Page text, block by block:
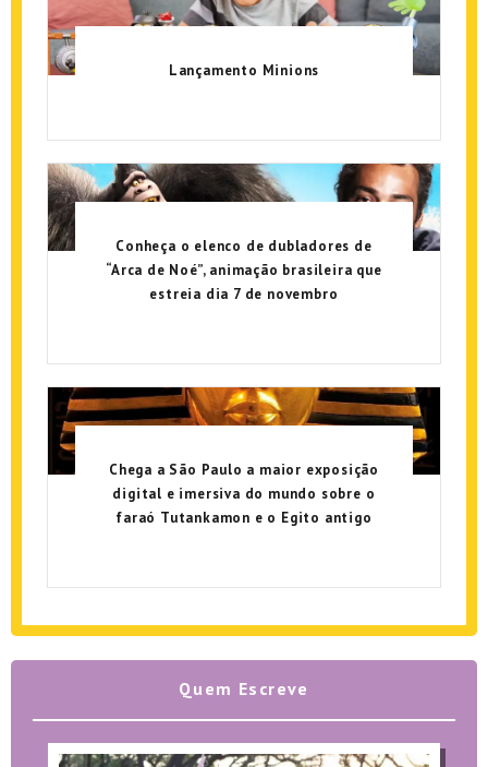
Lançamento Minions
Conheça o elenco de dubladores de
“Arca de Noé”, animação brasileira que
estreia dia 7 de novembro
Chega a São Paulo a maior exposição
digital e imersiva do mundo sobre o
faraó Tutankamon e o Egito antigo
Quem Escreve